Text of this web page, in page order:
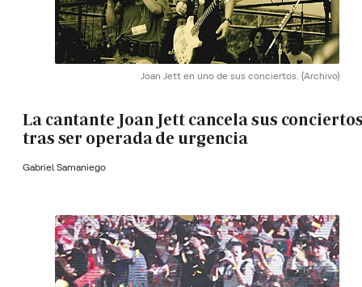
Joan Jett en uno de sus conciertos. (Archivo)
La cantante Joan Jett cancela sus
tras ser operada de urgencia
Gabriel Samaniego